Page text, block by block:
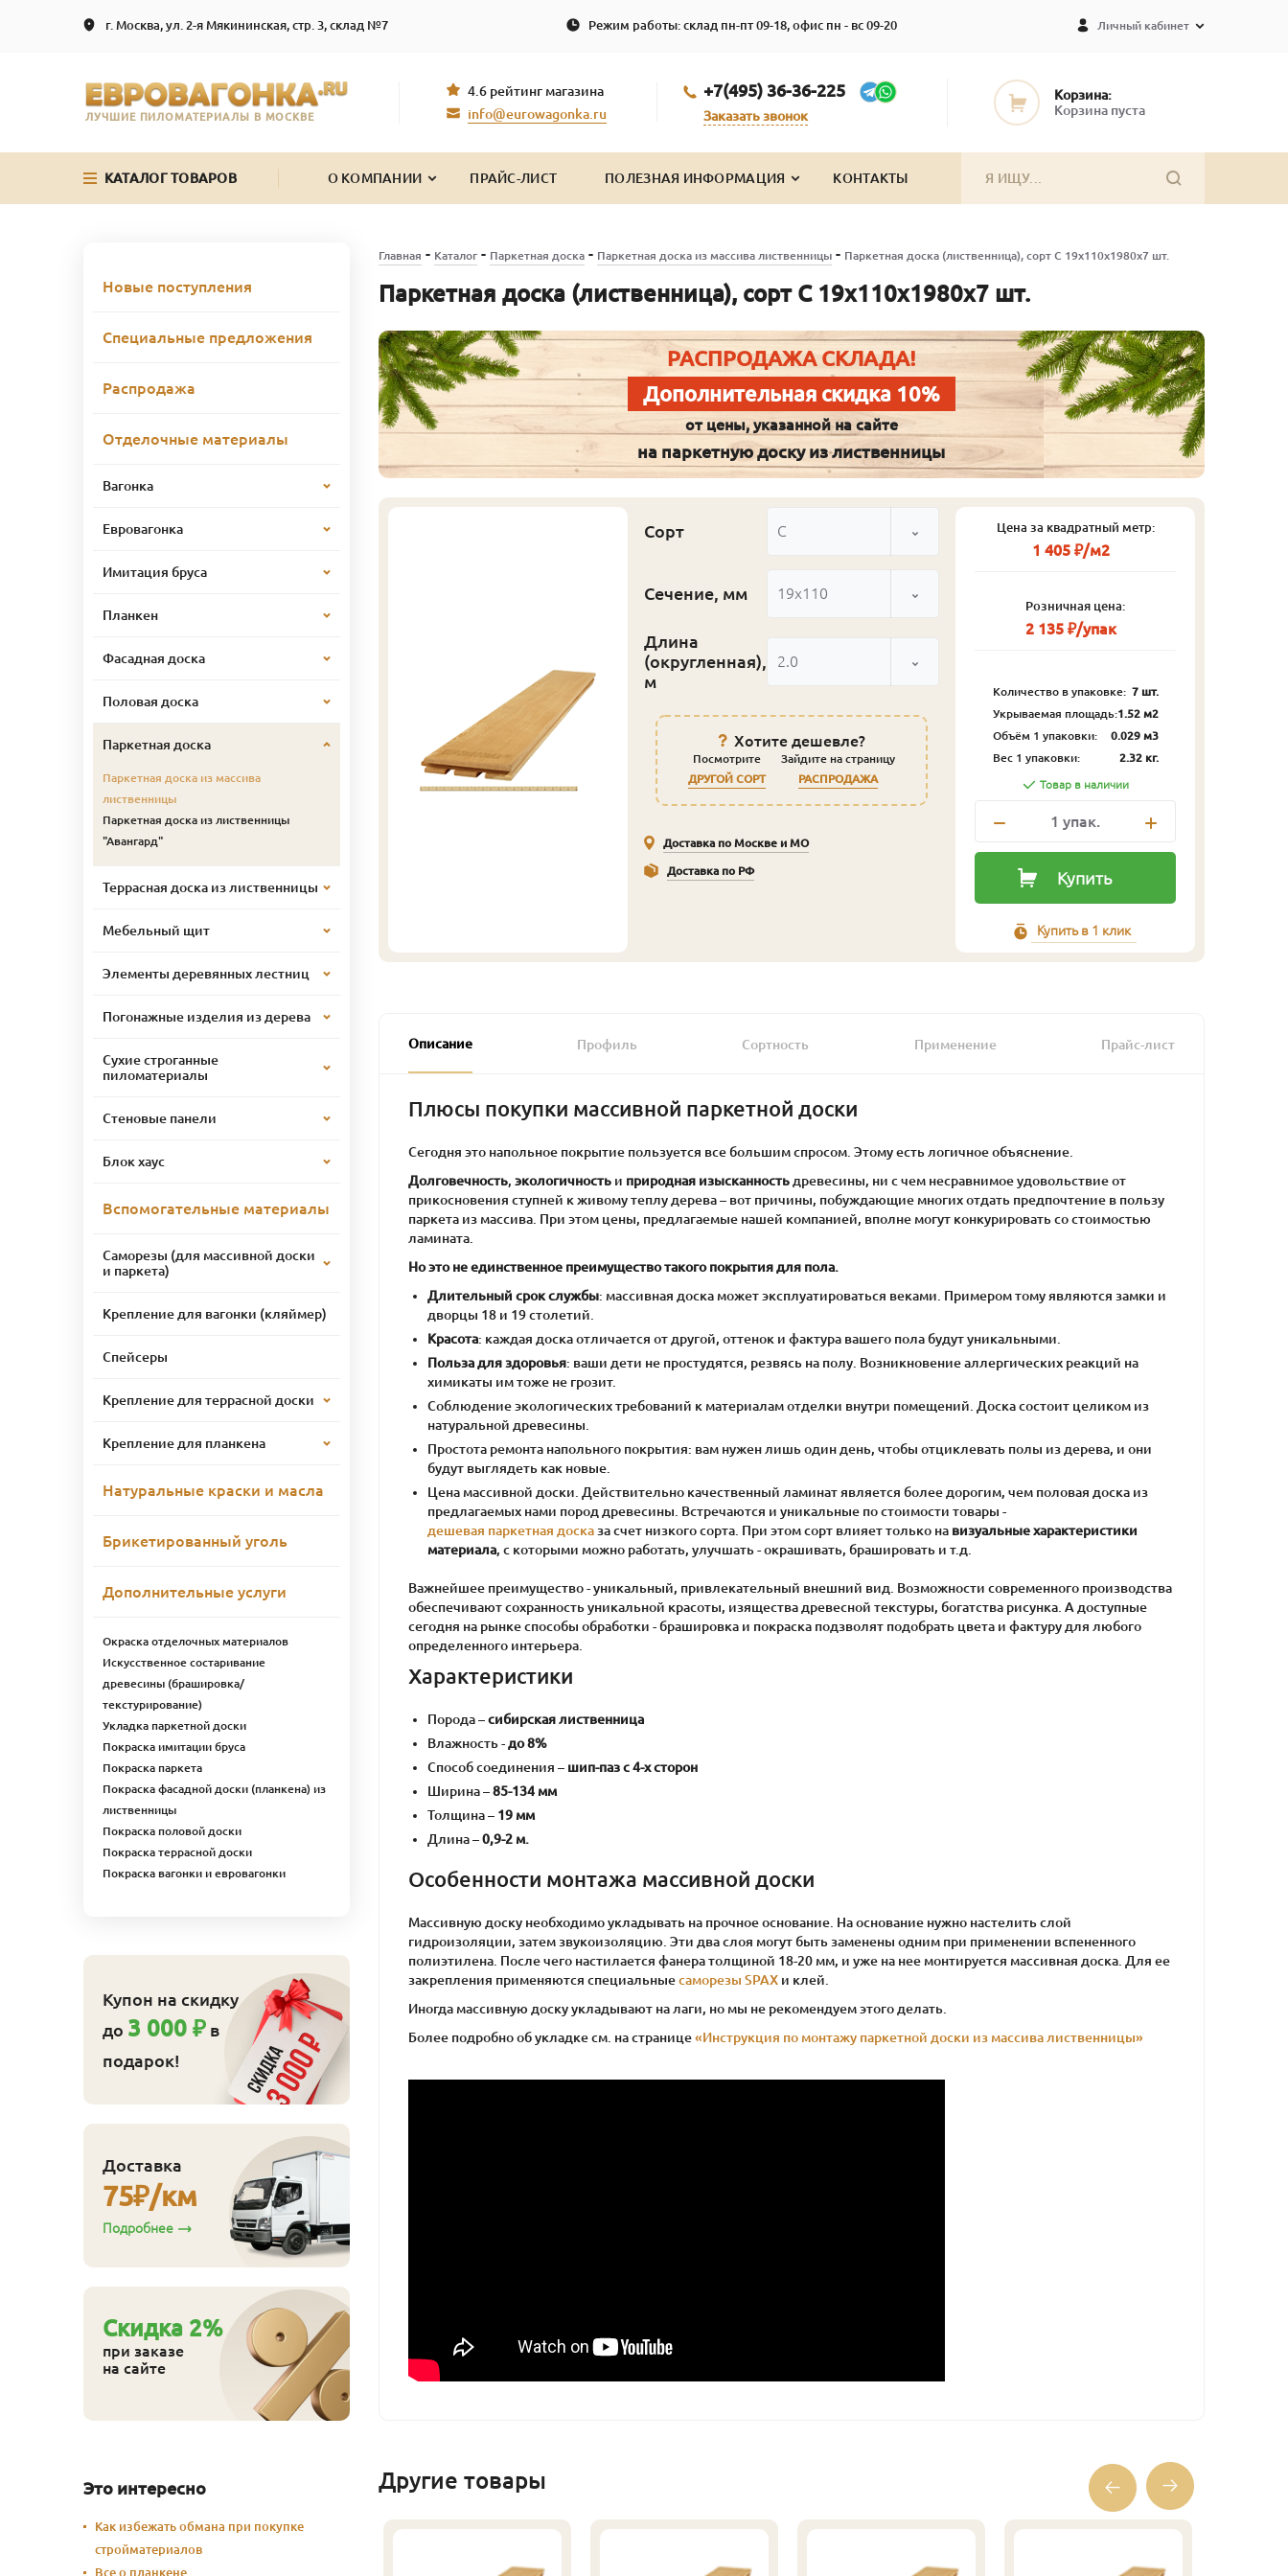
г. Москва, ул. 2-я Мякининская, стр. 3, склад №7 Режим работы: склад пн-пт 09-18, офис пн - вс 09-20 Личный кабинет
ЛУЧШИЕ ПИЛОМАТЕРИАЛЫ В МОСКВЕ
4.6 рейтинг магазина
info@eurowagonka.ru
+7(495) 36-36-225
Заказать звонок
Корзина:
Корзина пуста
КАТАЛОГ ТОВАРОВ О КОМПАНИИ ПРАЙС-ЛИСТ ПОЛЕЗНАЯ ИНФОРМАЦИЯ КОНТАКТЫ
Главная - Каталог- Паркетная доска- Паркетная доска из массива лиственницы- Паркетная доска (лиственница), сорт С 19х110х1980х7 шт.
Паркетная доска (лиственница), сорт С 19х110х1980х7 шт.
РАСПРОДАЖА СКЛАДА!
Дополнительная скидка 10%
от цены, указанной на сайте
на паркетную доску из лиственницы
Сорт С
Сечение, мм 19x110
Длина
(округленная),
м
2.0
Хотите дешевле?
Посмотрите
ДРУГОЙ СОРТ
Зайдите на страницу
РАСПРОДАЖА
Доставка по Москве и МО
Доставка по РФ
Цена за квадратный метр:
1 405 ₽/м2
Розничная цена:
2 135 ₽/упак
Количество в упаковке: 7 шт.
Укрываемая площадь:1.52 м2
Объём 1 упаковки:
0.029 м3
Вес 1 упаковки:
2.32 кг.
Товар в наличии
1 упак.
Купить
Купить в 1 клик
Описание Профиль Сортность Применение Прайс-лист
Плюсы покупки массивной паркетной доски
Сегодня это напольное покрытие пользуется все большим спросом. Этому есть логичное объяснение.
Долговечность, экологичностьи природная изысканностьдревесины, ни с чем несравнимое удовольствие от
прикосновения ступней к живому теплу дерева – вот причины, побуждающие многих отдать предпочтение в пользу
паркета из массива. При этом цены, предлагаемые нашей компанией, вполне могут конкурировать со стоимостью
ламината.
Но это не единственное преимущество такого покрытия для пола.
Длительный срок службы: массивная доска может эксплуатироваться веками. Примером тому являются замки и
дворцы 18 и 19 столетий.
Красота: каждая доска отличается от другой, оттенок и фактура вашего пола будут уникальными.
Польза для здоровья: ваши дети не простудятся, резвясь на полу. Возникновение аллергических реакций на
химикаты им тоже не грозит.
Соблюдение экологических требований к материалам отделки внутри помещений. Доска состоит целиком из
натуральной древесины.
Простота ремонта напольного покрытия: вам нужен лишь один день, чтобы отциклевать полы из дерева, и они
будут выглядеть как новые.
Цена массивной доски. Действительно качественный ламинат является более дорогим, чем половая доска из
предлагаемых нами пород древесины. Встречаются и уникальные по стоимости товары -
дешевая паркетная досказа счет низкого сорта. При этом сорт влияет только на визуальные характеристики
материала, с которыми можно работать, улучшать - окрашивать, брашировать и т.д.
Важнейшее преимущество - уникальный, привлекательный внешний вид. Возможности современного производства
обеспечивают сохранность уникальной красоты, изящества древесной текстуры, богатства рисунка. А доступные
сегодня на рынке способы обработки - брашировка и покраска подзволят подобрать цвета и фактуру для любого
определенного интерьера.
Характеристики
Порода –сибирская лиственница
Влажность -до 8%
Способ соединения – шип-паз с 4-х сторон
Ширина –85-134 мм
Толщина – 19 мм
Длина –0,9-2 м.
Особенности монтажа массивной доски
Массивную доску необходимо укладывать на прочное основание. На основание нужно настелить слой
гидроизоляции, затем звукоизоляцию. Эти два слоя могут быть заменены одним при применении вспененного
полиэтилена. После чего настилается фанера толщиной 18-20 мм, и уже на нее монтируется массивная доска. Для ее
закрепления применяются специальныесаморезы SPAXи клей.
Иногда массивную доску укладывают на лаги, но мы не рекомендуем этого делать.
Более подробно об укладке см. на странице«Инструкция по монтажу паркетной доски из массива лиственницы»
Другие товары
Новые поступления
Специальные предложения
Распродажа
Отделочные материалы
Вагонка
Евровагонка
Имитация бруса
Планкен
Фасадная доска
Половая доска
Паркетная доска
Паркетная доска из массива
лиственницы
Паркетная доска из лиственницы
"Авангард"
Террасная доска из лиственницы
Мебельный щит
Элементы деревянных лестниц
Погонажные изделия из дерева
Сухие строганные
пиломатериалы
Стеновые панели
Блок хаус
Вспомогательные материалы
Саморезы (для массивной доски
и паркета)
Крепление для вагонки (кляймер)
Спейсеры
Крепление для террасной доски
Крепление для планкена
Натуральные краски и масла
Брикетированный уголь
Дополнительные услуги
Окраска отделочных материалов
Искусственное состаривание
древесины (брашировка/
текстурирование)
Укладка паркетной доски
Покраска имитации бруса
Покраска паркета
Покраска фасадной доски (планкена) из
лиственницы
Покраска половой доски
Покраска террасной доски
Покраска вагонки и евровагонки
Купон на скидку
до 3 000 ₽ в
подарок!
Доставка
75₽/км
Подробнее
Cкидка 2%
при заказе
на сайте
Это интересно
Как избежать обмана при покупке
стройматериалов
Все о планкене